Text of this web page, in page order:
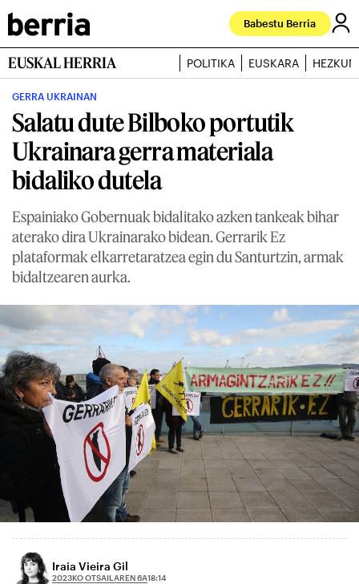
Babestu Berria
EUSKAL HERRIA POLITIKA EUSKARA
GERRA UKRAINAN
Salatu dute Bilboko portutik
Ukrainara gerra materiala
bidaliko dutela
Espainiako Gobernuak bidalitako azken tankeak bihar
aterako dira Ukrainarako bidean. Gerrarik Ez
plataformak elkarretaratzea egin du Santurtzin, armak
bidaltzearen aurka.
Iraia Vieira Gil
2023KO OTSAILAREN 6A18:14